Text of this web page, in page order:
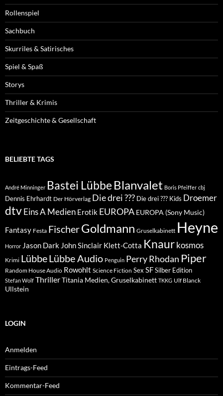
Rollenspiel
Sachbuch
Skurriles & Satirisches
Spiel & Spaß
Storys
Thriller & Krimis
Zeitgeschichte & Gesellschaft
BELIEBTE TAGS
André Minninger Bastei Lübbe Blanvalet Boris Pfeiffer cbj
Dennis Ehrhardt Der Hörverlag Die drei ??? Die drei ??? Kids Droemer
dtvEins A Medien Erotik EUROPA EUROPA (Sony Music)
Fantasy Festa FischerGoldmann Gruselkabinett Heyne
Horror Jason Dark John Sinclair Klett-Cotta Knaur kosmos
Krimi LübbeLübbe Audio Penguin Perry Rhodan Piper
Random House Audio Rowohlt Science Fiction Sex SFSilber Edition
Stefan Wolf ThrillerTitania Medien, Gruselkabinett TKKG Ulf Blanck
Ullstein
LOGIN
Anmelden
Eintrags-Feed
Kommentar-Feed